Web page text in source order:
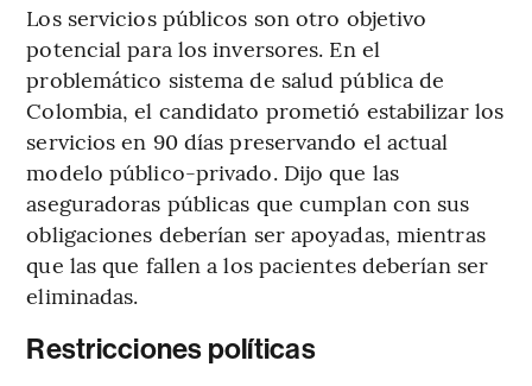
Los servicios públicos son otro objetivo
potencial para los inversores. En el
problemático sistema de salud pública de
Colombia, el candidato prometió estabilizar los
servicios en 90 días preservando el actual
modelo público-privado. Dijo que las
aseguradoras públicas que cumplan con sus
obligaciones deberían ser apoyadas, mientras
que las que fallen a los pacientes deberían ser
eliminadas.
Restricciones políticas